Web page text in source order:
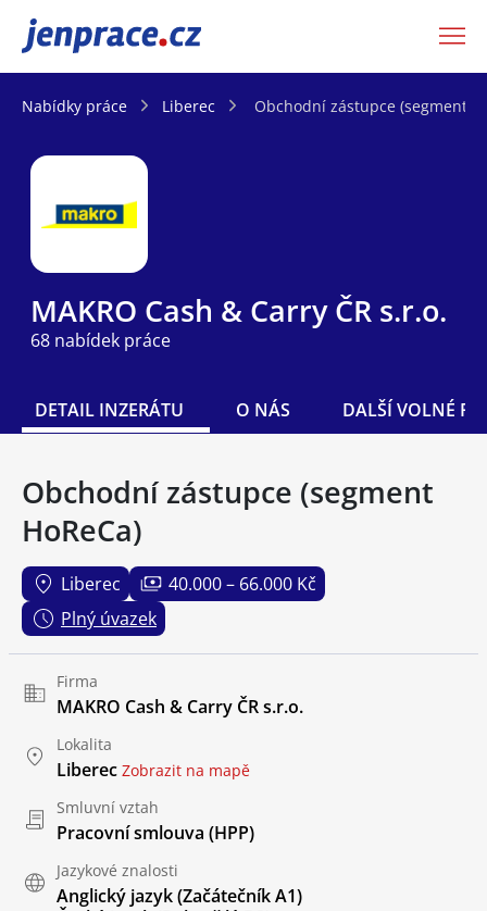
JenPráce.cz
Nabídky práce Liberec Obchodní zástupce (segment
MAKRO Cash & Carry ČR s.r.o.
68 nabídek práce
DETAIL INZERÁTU O NÁS DALŠÍ VOLNÉ
Obchodní zástupce (segment
HoReCa)
Liberec
40.000 – 66.000 Kč
Plný úvazek
Firma
MAKRO Cash & Carry ČR s.r.o.
Lokalita
Liberec Zobrazit na mapě
Smluvní vztah
Pracovní smlouva (HPP)
Jazykové znalosti
Anglický jazyk(Začátečník A1)